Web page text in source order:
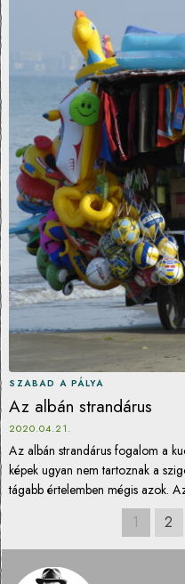
SZABAD A PÁLYA
Az albán strandárus
2020.04.21.
Az albán strandárus fogalom a
képek ugyan nem tartoznak a
tágabb értelemben mégis azok.
1 2